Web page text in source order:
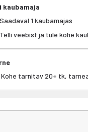
kaubamaja
Saadaval 1 kaubamajas
Telli veebist ja tule kohe
Kohe tarnitav 20+ tk,